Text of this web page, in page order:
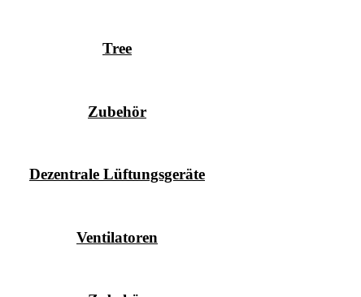
Tree
Zubehör
Dezentrale Lüftungsgeräte
Ventilatoren